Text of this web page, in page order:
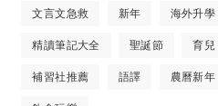
文言文急救 新年 海外升學
精讀筆記大全 聖誕節 育兒
補習社推薦 語譯 農曆新年